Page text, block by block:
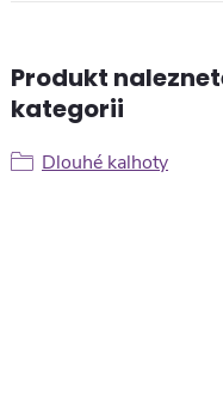
Produkt
kategorii
Dlouhé kalhoty